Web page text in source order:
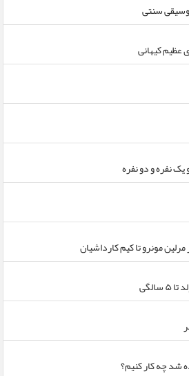
سنتی
عظیم کیهانی
نفره و دو نفره
مرلین مونرو تا کیم کارداشیان
شد چه کار کنیم؟